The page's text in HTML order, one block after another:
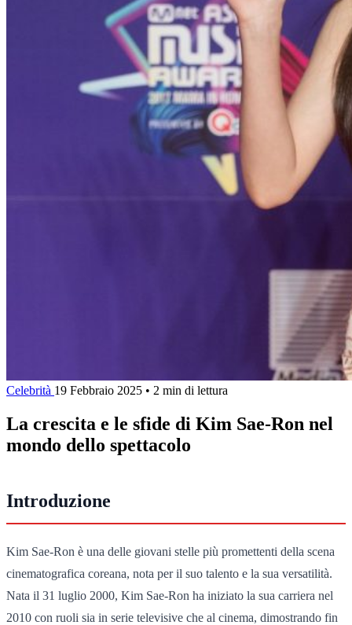
Celebrità 19 Febbraio 2025 • 2 min di lettura
La crescita e le sfide di Kim Sae-Ron nel
mondo dello spettacolo
Introduzione
Kim Sae-Ron è una delle giovani stelle più promettenti della scena
cinematografica coreana, nota per il suo talento e la sua versatilità.
Nata il 31 luglio 2000, Kim Sae-Ron ha iniziato la sua carriera nel
2010 con ruoli sia in serie televisive che al cinema, dimostrando fin